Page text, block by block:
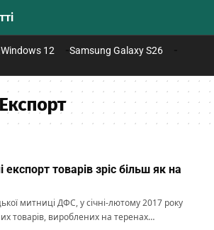
Windows 12
Samsung Galaxy S26
Експорт
товарів зріс більш як на
митниці ДФС, у січні-лютому 2017 року
товарів, вироблених на теренах…